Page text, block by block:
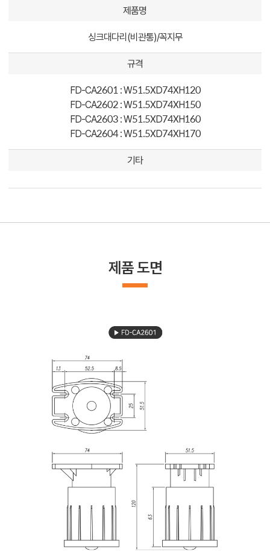
제품명
싱크대다리(비관통)/꼭지무
규격
FD-CA2601 : W51.5XD74XH120
FD-CA2602 : W51.5XD74XH150
FD-CA2603 : W51.5XD74XH160
FD-CA2604 : W51.5XD74XH170
기타
제품 도면